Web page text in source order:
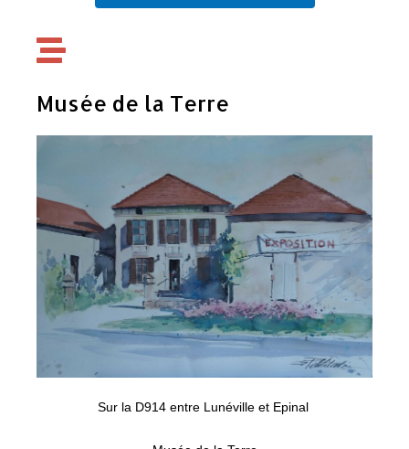
Musée de la Terre
Sur la D914 entre Lunéville et Epinal